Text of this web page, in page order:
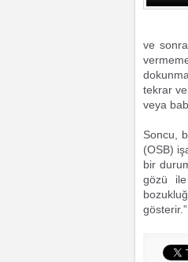
ve
tekrar
veya
Soncu,
(OSB)
bir
gözü ile